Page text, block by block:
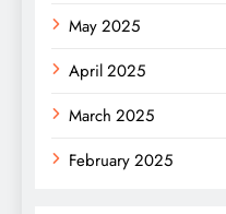
May 2025
April 2025
March 2025
February 2025